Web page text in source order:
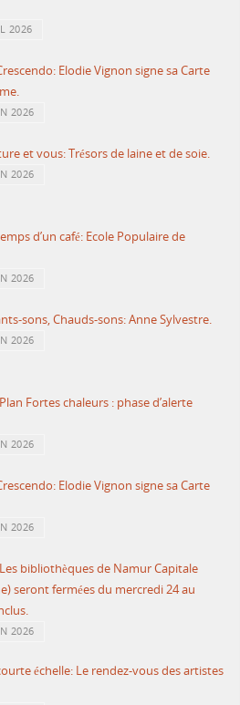
2026
Elodie Vignon signe sa Carte
2026
et vous: Trésors de laine et de soie.
2026
d’un café: Ecole Populaire de
2026
sons, Chauds-sons: Anne Sylvestre.
2026
Fortes chaleurs : phase d’alerte
2026
Elodie Vignon signe sa Carte
2026
bibliothèques de Namur Capitale
seront fermées du mercredi 24 au
2026
échelle: Le rendez-vous des artistes